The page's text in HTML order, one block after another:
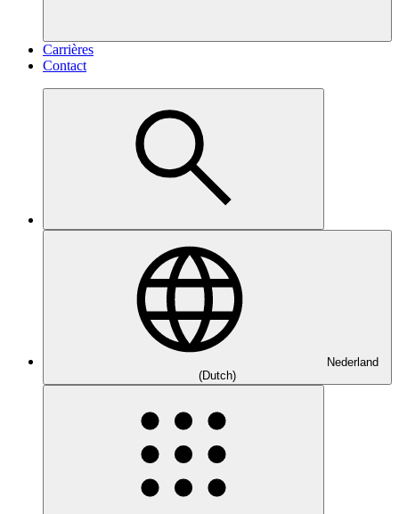
Carrières
Contact
Nederland
(Dutch)